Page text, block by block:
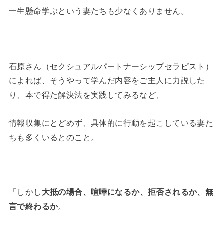
一生懸命学ぶという妻たちも少なくありません。
石原さん（セクシュアルパートナーシップセラピスト）
によれば、そうやって学んだ内容をご主人に力説した
り、本で得た解決法を実践してみるなど、
情報収集にとどめず、具体的に行動を起こしている妻た
ちも多くいるとのこと。
「しかし 大抵の場合、喧嘩になるか、拒否されるか、無
言で終わるか。